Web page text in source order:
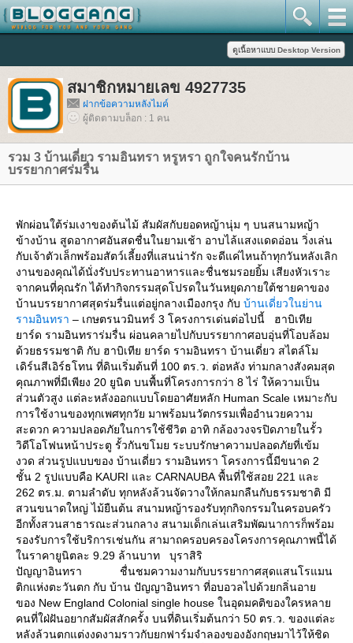
สมาชิกหมายเลข 4927735
ฝากข้อความหลังไมค์
ผู้ติดตามบล็อก : 1 คน
รวม 3 บ้านเดี่ยว รามอินทรา หรูหรา ถูกใจคนรักบ้าน
บรรยากาศร่มรื่น
พักผ่อนใต้ร่มเงาของต้นไม้ สัมผัสกับยอดหญ้านุ่ม ๆ บนสนามหญ้า
ข้างบ้าน สูดอากาศอันสดชื่นในยามเช้า อาบไล้แสงแดดอ่อน วิ่งเล่น
กับเจ้าตัวเล็กพร้อมสัตว์เลี้ยงที่แสนน่ารัก จะดีแค่ไหนถ้าทุกวันหลังเลิก
งานของคุณได้นั่งรับประทานอาหารและชื่นชมรอยยิ้ม เสียงหัวเราะ
จากคนที่คุณรัก ได้ทำกิจกรรมสุดโปรดในวันหยุดภายใต้ชายคาของ
บ้านบรรยากาศสุดร่มรื่นแต่อยู่กลางเมืองกรุง กับ บ้านเดี่ยวในย่าน
รามอินทรา – เกษตรนวมินทร์ 3 โครงการเด่นต่อไปนี้ ฮาบิเที
าร์ด รามอินทราร่มรื่น ผ่อนคลายไปกับบรรยากาศอบอุ่นที่โอบล้อม
ด้วยธรรมชาติ กับ ฮาบิเทีย ยาร์ด รามอินทรา บ้านเดี่ยว สไตล์โม
เดิร์นสีเอิร์ธโทน ที่ดินเริ่มต้นที่ 100 ตร.ว. ต่อหลัง ท่ามกลางสังคมสุด
คุณภาพที่มีเพียง 20 ยูนิต บนพื้นที่โครงการกว่า 8 ไร่ ให้ความเป็น
ส่วนตัวสูง แต่ละหลังออกแบบโดยอาศัยหลัก Human Scale เหมาะกับ
การใช้งานของทุกเพศทุกวัย มาพร้อมนวัตกรรมเพื่ออำนวยความ
สะดวก ความปลอดภัยในการใช้ชีวิต อาทิ กล้องวงจรปิดภายในรั้ว
วิดีโอโฟนหน้าประตู รั้วกันขโมย ระบบรักษาความปลอดภัยที่เข้ม
งวด ส่วนรูปแบบของ บ้านเดี่ยว รามอินทรา โครงการนี้มีขนาด 2
ชั้น 2 รูปแบบคือ KAURI และ CARNAUBA พื้นที่ใช้สอย 221 และ
262 ตร.ม. ตามลำดับ ทุกหลังล้วนจัดวางให้กลมกลืนกับธรรมชาติ มี
สวนขนาดใหญ่ ไม้ยืนต้น สนามหญ้ารองรับทุกกิจกรรมในครอบครัว
อีกทั้งสวนสาธารณะส่วนกลาง สนามเด็กเล่นเสริมพัฒนาการก็พร้อม
รองรับการใช้บริการเช่นกัน สามาถครอบครองโครงการคุณภาพนี้ได้
นราคายูนิตละ 9.29 ล้านบาท บุราสิริ
ปัญญาอินทรา ชื่นชมความงามกับบรรยากาศสุดแสนโรแมน
ติกแห่งตะวันตก กับ บ้าน ปัญญาอินทรา ที่อบอวลไปด้วยกลิ่นอา
ของ New England Colonial single house ในอุดมคติของใครหลา
คนที่ใฝ่ฝันอยากสัมผัสสักครั้ง บนที่ดินเริ่มต้นกว่า 50 ตร.ว. ของแต่ละ
หลังล้วนตกแต่งงดงามราวกับยกฟาร์มจำลองของอังกฤษมาไว้ให้ชิด